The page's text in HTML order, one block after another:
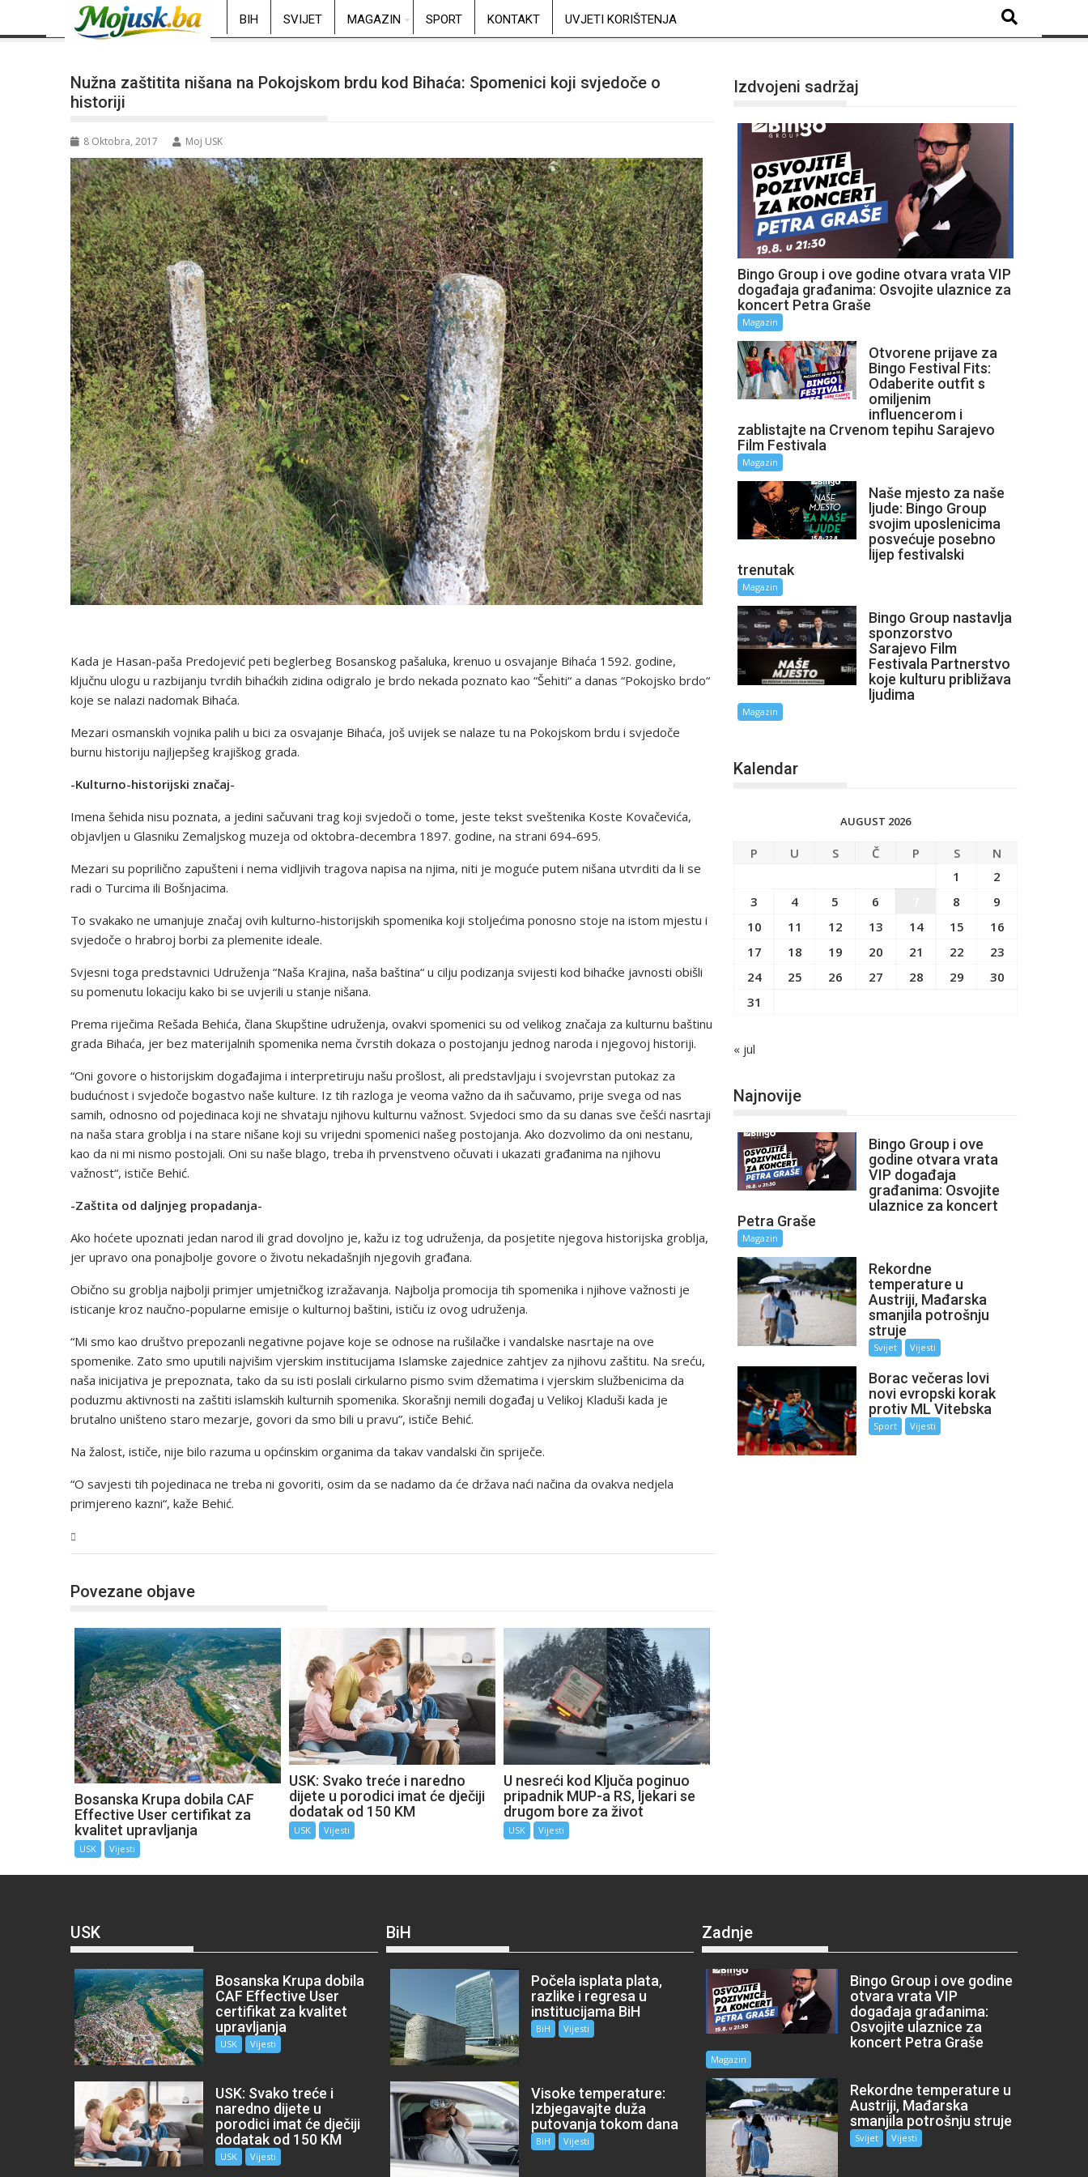
BIH SVIJET MAGAZIN SPORT KONTAKT UVJETI KORIŠTENJA
Nužna zaštitita nišana na Pokojskom brdu kod Bihaća: Spomenici koji svjedoče o
historiji
8 Oktobra, 2017 Moj USK
Kada je Hasan-paša Predojević peti beglerbeg Bosanskog pašaluka, krenuo u osvajanje Bihaća 1592. godine,
ključnu ulogu u razbijanju tvrdih bihaćkih zidina odigralo je brdo nekada poznato kao “Šehiti“ a danas “Pokojsko brdo“
koje se nalazi nadomak Bihaća.
Mezari osmanskih vojnika palih u bici za osvajanje Bihaća, još uvijek se nalaze tu na Pokojskom brdu i svjedoče
burnu historiju najljepšeg krajiškog grada.
-Kulturno-historijski značaj-
Imena šehida nisu poznata, a jedini sačuvani trag koji svjedoči o tome, jeste tekst sveštenika Koste Kovačevića,
objavljen u Glasniku Zemaljskog muzeja od oktobra-decembra 1897. godine, na strani 694-695.
Mezari su poprilično zapušteni i nema vidljivih tragova napisa na njima, niti je moguće putem nišana utvrditi da li se
radi o Turcima ili Bošnjacima.
To svakako ne umanjuje značaj ovih kulturno-historijskih spomenika koji stoljećima ponosno stoje na istom mjestu i
svjedoče o hrabroj borbi za plemenite ideale.
Svjesni toga predstavnici Udruženja “Naša Krajina, naša baština“ u cilju podizanja svijesti kod bihaćke javnosti obišli
su pomenutu lokaciju kako bi se uvjerili u stanje nišana.
Prema riječima Rešada Behića, člana Skupštine udruženja, ovakvi spomenici su od velikog značaja za kulturnu baštinu
grada Bihaća, jer bez materijalnih spomenika nema čvrstih dokaza o postojanju jednog naroda i njegovoj historiji.
“Oni govore o historijskim događajima i interpretiruju našu prošlost, ali predstavljaju i svojevrstan putokaz za
budućnost i svjedoče bogastvo naše kulture. Iz tih razloga je veoma važno da ih sačuvamo, prije svega od nas
samih, odnosno od pojedinaca koji ne shvataju njihovu kulturnu važnost. Svjedoci smo da su danas sve češći nasrtaji
na naša stara groblja i na stare nišane koji su vrijedni spomenici našeg postojanja. Ako dozvolimo da oni nestanu,
kao da ni mi nismo postojali. Oni su naše blago, treba ih prvenstveno očuvati i ukazati građanima na njihovu
važnost“, ističe Behić.
-Zaštita od daljnjeg propadanja-
Ako hoćete upoznati jedan narod ili grad dovoljno je, kažu iz tog udruženja, da posjetite njegova historijska groblja,
jer upravo ona ponajbolje govore o životu nekadašnjih njegovih građana.
Obično su groblja najbolji primjer umjetničkog izražavanja. Najbolja promocija tih spomenika i njihove važnosti je
isticanje kroz naučno-popularne emisije o kulturnoj baštini, ističu iz ovog udruženja.
“Mi smo kao društvo prepozanli negativne pojave koje se odnose na rušilačke i vandalske nasrtaje na ove
spomenike. Zato smo uputili najvišim vjerskim institucijama Islamske zajednice zahtjev za njihovu zaštitu. Na sreću,
naša inicijativa je prepoznata, tako da su isti poslali cirkularno pismo svim džematima i vjerskim službenicima da
poduzmu aktivnosti na zaštiti islamskih kulturnih spomenika. Skorašnji nemili događaj u Velikoj Kladuši kada je
brutalno uništeno staro mezarje, govori da smo bili u pravu”, ističe Behić.
Na žalost, ističe, nije bilo razuma u općinskim organima da takav vandalski čin spriječe.
“O savjesti tih pojedinaca ne treba ni govoriti, osim da se nadamo da će država naći načina da ovakva nedjela
primjereno kazni“, kaže Behić.
Povezane objave
Bosanska Krupa dobila CAF
Effective User certifikat za
kvalitet upravljanja
USK Vijesti
USK: Svako treće i naredno
dijete u porodici imat će dječiji
dodatak od 150 KM
USK Vijesti
U nesreći kod Ključa poginuo
pripadnik MUP-a RS, ljekari se
drugom bore za život
USK Vijesti
Izdvojeni sadržaj
Bingo Group i ove godine otvara vrata VIP
događaja građanima: Osvojite ulaznice za
koncert Petra Graše
Magazin
Otvorene prijave za
Bingo Festival Fits:
Odaberite outfit s
omiljenim
influencerom i
zablistajte na Crvenom tepihu Sarajevo
Film Festivala
Magazin
Naše mjesto za naše
ljude: Bingo Group
svojim uposlenicima
posvećuje posebno
lijep festivalski
trenutak
Magazin
Bingo Group nastavlja
sponzorstvo
Sarajevo Film
Festivala Partnerstvo
koje kulturu približava
ljudima
Magazin
Kalendar
AUGUST 2026
P U S Č P S
N
1
2
3
4 5 6 8
9
10
11 12 13 14 15
16
17
18 19 20 21 22
23
24
25 26 27 28 29
30
31
« jul
Najnovije
Bingo Group i ove
godine otvara vrata
VIP događaja
građanima: Osvojite
ulaznice za koncert
Petra Graše
Magazin
Rekordne
temperature u
Austriji, Mađarska
smanjila potrošnju
struje
Svijet Vijesti
Borac večeras lovi
novi evropski korak
protiv ML Vitebska
Sport Vijesti
USK
Bosanska Krupa dobila
CAF Effective User
certifikat za kvalitet
upravljanja
USK Vijesti
USK: Svako treće i
naredno dijete u
porodici imat će dječiji
dodatak od 150 KM
USK Vijesti
BiH
Počela isplata plata,
razlike i regresa u
institucijama BiH
BiH Vijesti
Visoke temperature:
Izbjegavajte duža
putovanja tokom dana
BiH Vijesti
Zadnje
Bingo Group i ove godine
otvara vrata VIP
događaja građanima:
Osvojite ulaznice za
koncert Petra Graše
Magazin
Rekordne temperature u
Austriji, Mađarska
smanjila potrošnju struje
Svijet Vijesti